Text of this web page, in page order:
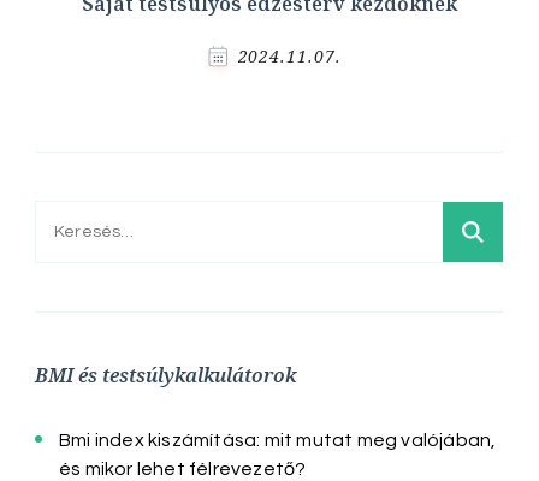
2024.11.07.
Keresés:
BMI és testsúlykalkulátorok
Bmi index kiszámítása: mit mutat meg valójában,
és mikor lehet félrevezető?